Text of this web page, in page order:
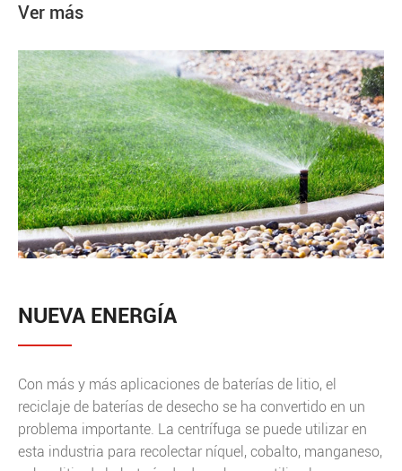
Ver más
NUEVA ENERGÍA
Con más y más aplicaciones de baterías de litio, el
reciclaje de baterías de desecho se ha convertido en un
problema importante. La centrífuga se puede utilizar en
esta industria para recolectar níquel, cobalto, manganeso,